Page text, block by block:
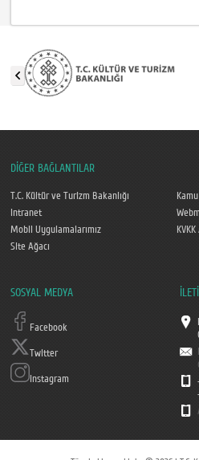
DİĞER BAĞLANTILAR
T.C. Kültür ve Turizm Bakanlığı
Intranet
Mobil Uygulamalarımız
Site Ağacı
SOSYAL MEDYA
Facebook
Twitter
Instagram